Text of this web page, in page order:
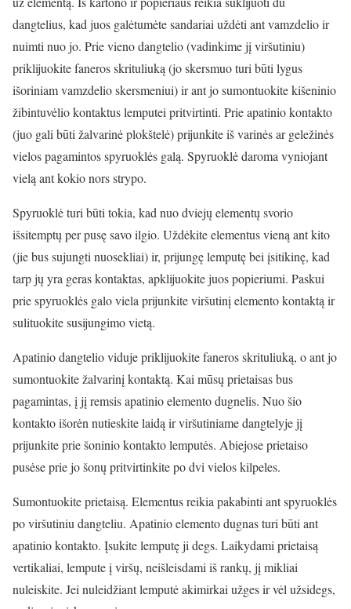
dangtelius, kad juos galėtumėte sandariai uždėti ant vamzdelio ir
nuimti nuo jo. Prie vieno dangtelio (vadinkime jį viršutiniu)
priklijuokite faneros skrituliuką (jo skersmuo turi būti lygus
išoriniam vamzdelio skersmeniui) ir ant jo sumontuokite kišeninio
žibintuvėlio kontaktus lemputei pritvirtinti. Prie apatinio kontakto
(juo gali būti žalvarinė plokštelė) prijunkite iš varinės ar geležinės
vielos pagamintos spyruoklės galą. Spyruoklė daroma vyniojant
vielą ant kokio nors strypo.
Spyruoklė turi būti tokia, kad nuo dviejų elementų svorio
išsitemptų per pusę savo ilgio. Uždėkite elementus vieną ant kito
(jie bus sujungti nuosekliai) ir, prijungę lemputę bei įsitikinę, kad
tarp jų yra geras kontaktas, apklijuokite juos popieriumi. Paskui
prie spyruoklės galo viela prijunkite viršutinį elemento kontaktą ir
sulituokite susijungimo vietą.
Apatinio dangtelio viduje priklijuokite faneros skrituliuką, o ant jo
sumontuokite žalvarinį kontaktą. Kai mūsų prietaisas bus
pagamintas, į jį remsis apatinio elemento dugnelis. Nuo šio
kontakto išorėn nutieskite laidą ir viršutiniame dangtelyje jį
prijunkite prie šoninio kontakto lemputės. Abiejose prietaiso
pusėse prie jo šonų pritvirtinkite po dvi vielos kilpeles.
Sumontuokite prietaisą. Elementus reikia pakabinti ant spyruoklės
po viršutiniu dangteliu. Apatinio elemento dugnas turi būti ant
apatinio kontakto. Įsukite lemputę ji degs. Laikydami prietaisą
vertikaliai, lempute į viršų, neišleisdami iš rankų, jį mikliai
nuleiskite. Jei nuleidžiant lemputė akimirkai užges ir vėl užsidegs,